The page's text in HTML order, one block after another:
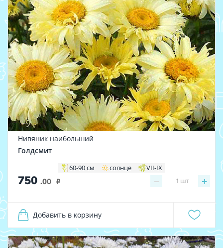
Нивяник наибольший
Голдсмит
60-90 см солнце VII-IX
750 .00 i − +
1 шт
Добавить в корзину